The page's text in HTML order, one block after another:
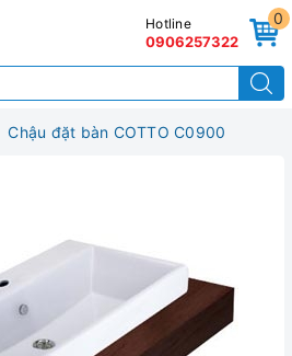
0
Hotline
0906257322
Chậu đặt bàn COTTO C0900